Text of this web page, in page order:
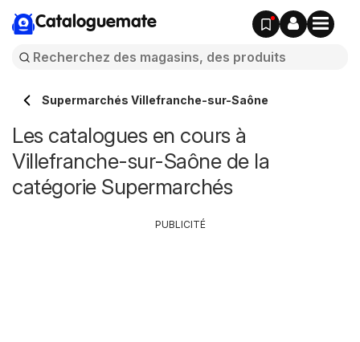
Cataloguemate
Supermarchés Villefranche-sur-Saône
Les catalogues en cours à
Villefranche-sur-Saône de la
catégorie Supermarchés
PUBLICITÉ